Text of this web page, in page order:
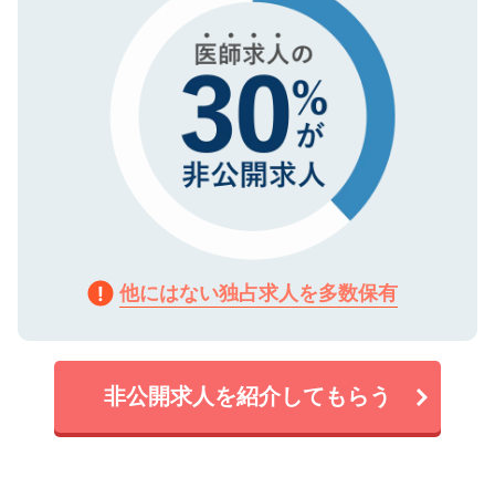
他にはない独占求人を多数保有
非公開求人を紹介してもらう